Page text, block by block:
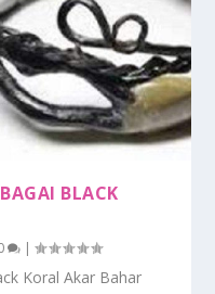
BLACK
|
Koral Akar Bahar